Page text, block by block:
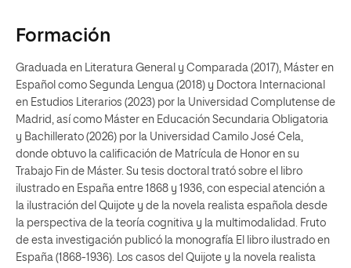
Formación
Graduada en Literatura General y Comparada (2017), Máster en
Español como Segunda Lengua (2018) y Doctora Internacional
en Estudios Literarios (2023) por la Universidad Complutense de
Madrid, así como Máster en Educación Secundaria Obligatoria
y Bachillerato (2026) por la Universidad Camilo José Cela,
donde obtuvo la calificación de Matrícula de Honor en su
Trabajo Fin de Máster. Su tesis doctoral trató sobre el libro
ilustrado en España entre 1868 y 1936, con especial atención a
la ilustración del Quijote y de la novela realista española desde
la perspectiva de la teoría cognitiva y la multimodalidad. Fruto
de esta investigación publicó la monografía El libro ilustrado en
España (1868-1936). Los casos del Quijote y la novela realista